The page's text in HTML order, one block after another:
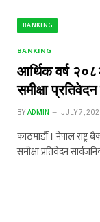
BANKING
BANKING
आर्थिक वर्ष
समीक्षा
BY ADMIN JULY 7,
काठमाडौँ । नेपाल राष्ट्र
समीक्षा प्रतिवेदन